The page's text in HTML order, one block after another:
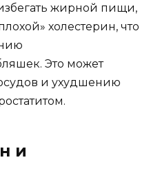
жирной пищи,
холестерин, что
Это может
и ухудшению
и